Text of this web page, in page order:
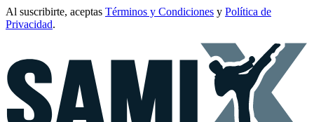
Al suscribirte, aceptas Términos y Condiciones y Política de
Privacidad.